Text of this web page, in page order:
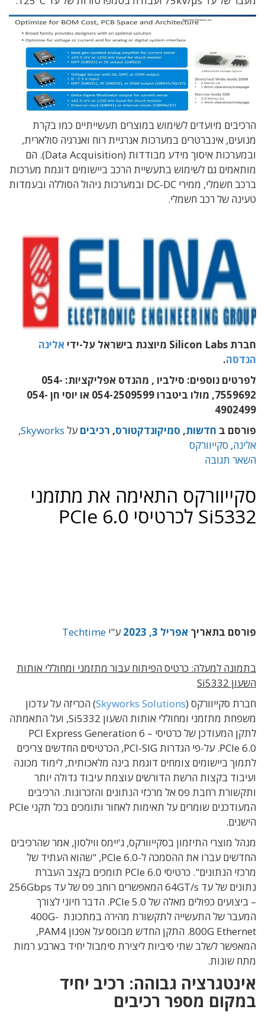
הרכיבים מיועדים לשימוש במוצרים תעשייתיים כמו בקרת
מנועים, אינברטרים במערכות אנרגיית רוח ואנרגיה סולארית,
ובמערכות איסוך מידע מבודדות (Data Acquisition). הם
מותאמים גם לשימוש בתעשיית הרכב ביישומים דוגמת מערכות
ברכב חשמלי, ממירי DC-DC ובמערכות ניהול הסוללה ובעמדות
טעינה של רכב חשמלי.
חברת Silicon Labs מיוצגת בישראל על-ידי
אלינה
הנדסה.
לפרטים נוספים: סילביו , מהנדס אפליקציות: 054-
7559692, מולו ביטברו 054-2509599 או יוסי חן 054-
4902499
פורסם ב חדשות, סמיקונדקטורס, רכיבים על Skyworks
,
אלינה, סקייוורקס
השאר תגובה
סקייוורקס התאימה את מתזמני
Si5332 לכרטיסי PCIe 6.0
פורסם בתאריך אפריל 3, 2023 ע"י Techtime
בתמונה למעלה: כרטיס הפיתוח עבור מתזמני ומחוללי אותות
השעון Si5332
חברת סקייוורקס (Skyworks Solutions) הכריזה על עדכון
משפחת מתזמני ומחוללי אותות השעון Si5332, ועל התאמתה
לתקן המעודכן של כרטיסי PCI Express Generation 6 –
PCIe 6.0. על-פי הגדרות PCI-SIG, הכרטיסים החדשים צריכים
לתמוך ביישומים צומחים דוגמת בינה מלאכותית, לימוד מכונה
ועיבוד בקצות הרשת הדורשים עוצמת עיבוד גדולה יותר
ותקשורת רחבת פס אל מרכזי הנתונים והזכרונות. הרכיבים
המעודכנים שומרים על תאימות לאחור ותומכים בכל תקני PCIe
הישנים.
מנהל מוצרי התיזמון בסקייוורקס, ג'יימס ווילסון, אמר שהרכיבים
החדשים עברו את ההסמכה ל-PCIe 6.0, "שהוא העתיד של
מרכזי הנתונים". כרטיסי PCIe 6.0 תומכים בקצב העברת
נתונים של עד 64GT/s המאפשרים רוחב פס של עד 256Gbps
– ביצועים כפולים מאלה של PCIe 5.0. הדבר חיוני לצורך
המעבר של התעשייה לתקשורת מהירה במתכונת 400G-
800G Ethernet. התקן החדש מבוסס על אפנון PAM4,
המאפשר לשלב שתי סיביות ליצירת סימבול יחיד בארבע רמות
מתח שונות.
אינטגרציה גבוהה: רכיב יחיד
במקום מספר רכיבים